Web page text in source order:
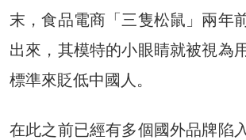
末，食品電商「三隻松鼠」兩年
出來，其模特的小眼睛就被視為
標準來貶低中國人。
在此之前已經有多個國外品牌陷